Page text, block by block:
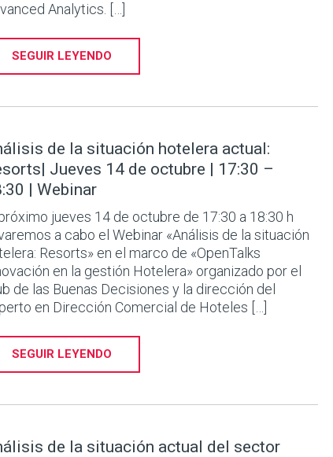
Analytics. […]
SEGUIR LEYENDO
de la situación hotelera actual:
Jueves 14 de octubre | 17:30 –
| Webinar
jueves 14 de octubre de 17:30 a 18:30 h
a cabo el Webinar «Análisis de la situación
Resorts» en el marco de «OpenTalks
en la gestión Hotelera» organizado por el
de las Buenas Decisiones y la dirección del
en Dirección Comercial de Hoteles […]
SEGUIR LEYENDO
de la situación actual del sector